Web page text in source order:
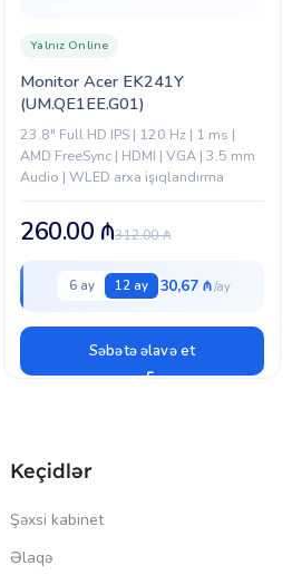
Monitor Acer EK241Y
(UM.QE1EE.G01)
Yalnız Online
23.8" Full HD IPS | 120 Hz | 1 ms |
AMD FreeSync | HDMI | VGA | 3.5 mm
Audio | WLED arxa işıqlandırma
312.00₼
260.00 ₼
6 ay 12 ay 30,67 ₼
Səbətə əlavə et
Keçidlər
Şəxsi kabinet
Əlaqə